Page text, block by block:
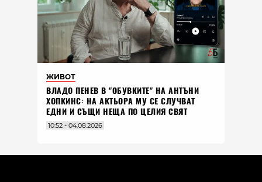
ЖИВОТ
ВЛАДO ПЕНЕВ В "ОБУВКИТЕ" НА АНТЪНИ
ХОПКИНС: НА АКТЬОРА МУ СЕ СЛУЧВАТ
ЕДНИ И СЪЩИ НЕЩА ПО ЦЕЛИЯ СВЯТ
10:52 - 04.08.2026